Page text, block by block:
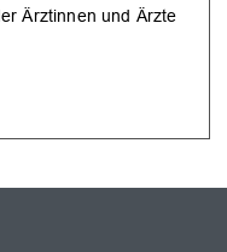
Ärztinnen und Ärzte